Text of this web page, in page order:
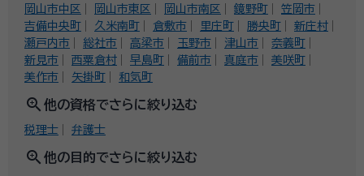
岡山市中区
岡山市東区 岡山市南区 鏡野町
笠岡市
吉備中央町
久米南町 倉敷市 里庄町 勝央町
新庄村
瀬戸内市
総社市 高梁市 玉野市 津山市
奈義町
新見市
西粟倉村 早島町 備前市 真庭市
美咲町
美作市
矢掛町 和気町
zoom_in 他の資格でさらに絞り込む
税理士 弁護士
zoom_in 他の目的でさらに絞り込む